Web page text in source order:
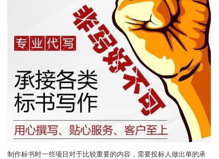
制作标书时一些项目对于比较重要的内容，需要投标人做出单的承